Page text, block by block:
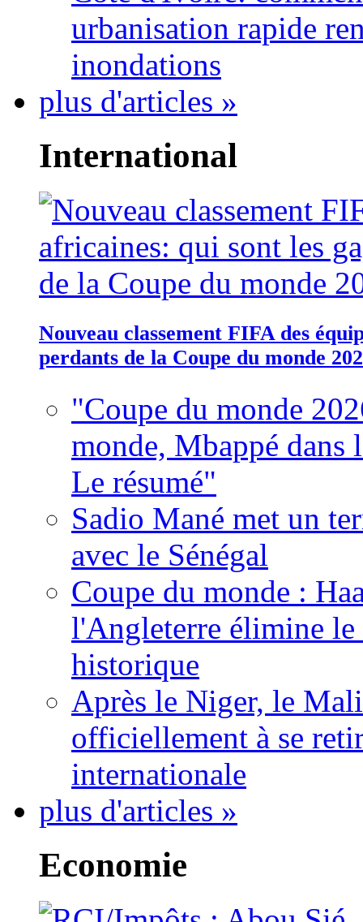
urbanisation rapide
inondations
plus d'articles »
International
Nouveau classement FIFA des
perdants de la Coupe du monde
"Coupe du monde
monde, Mbappé dans
Le résumé"
Sadio Mané met un
avec le Sénégal
Coupe du monde :
l'Angleterre élimine
historique
Après le Niger, le
officiellement à se
internationale
plus d'articles »
Economie